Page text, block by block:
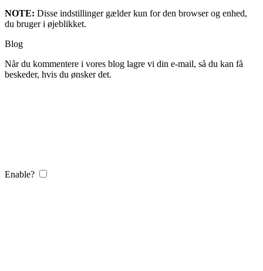
NOTE: Disse indstillinger gælder kun for den browser og enhed,
du bruger i øjeblikket.
Blog
Når du kommentere i vores blog lagre vi din e-mail, så du kan få
beskeder, hvis du ønsker det.
Enable?